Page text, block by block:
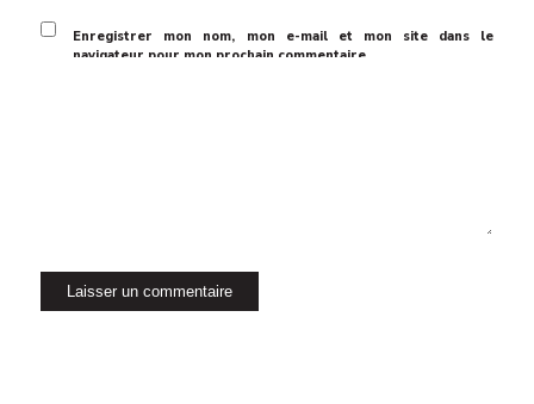
Enregistrer mon nom, mon e-mail et mon site dans le
navigateur pour mon prochain commentaire.